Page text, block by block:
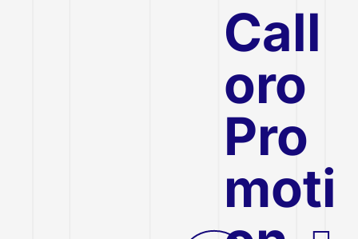
Call
oro
Pro
moti